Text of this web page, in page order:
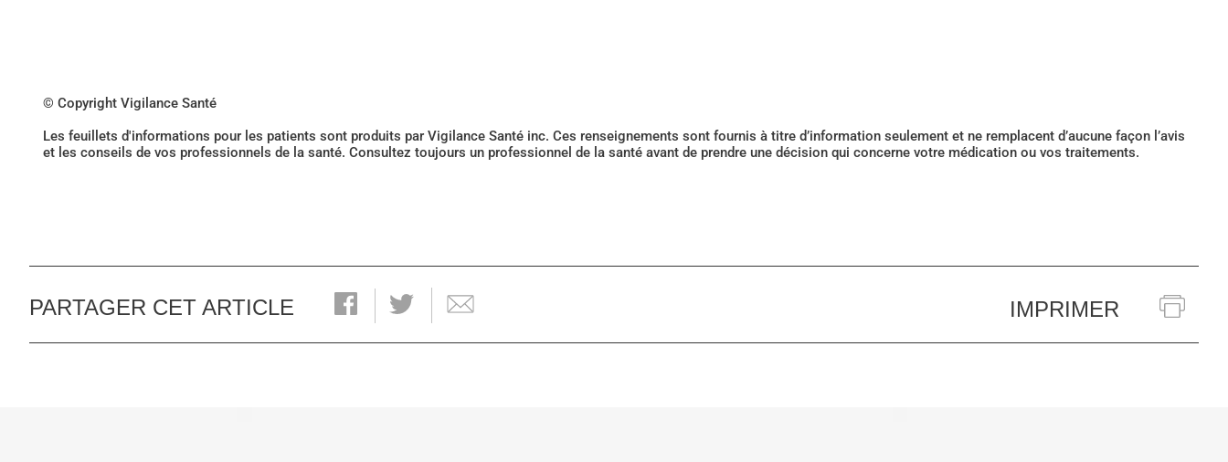
© Copyright Vigilance Santé
Les feuillets d'informations pour les patients sont produits par Vigilance Santé inc. Ces renseignements sont fournis à titre d’information seulement et ne remplacent d’aucune façon l’avis
et les conseils de vos professionnels de la santé. Consultez toujours un professionnel de la santé avant de prendre une décision qui concerne votre médication ou vos traitements.
PARTAGER CET ARTICLE IMPRIMER